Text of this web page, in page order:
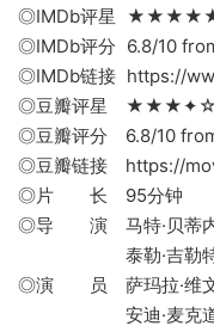
◎IMDb评星
◎IMDb评分 6.8/10
◎IMDb链接 https://
◎豆瓣评星 ★★★✦☆
◎豆瓣评分 6.8/10
◎豆瓣链接 https://
◎片 长 95分钟
◎导 演 马特·贝蒂内
泰勒·吉勒特 /
◎演 员 萨玛拉·维文 /
安迪·麦克道威尔